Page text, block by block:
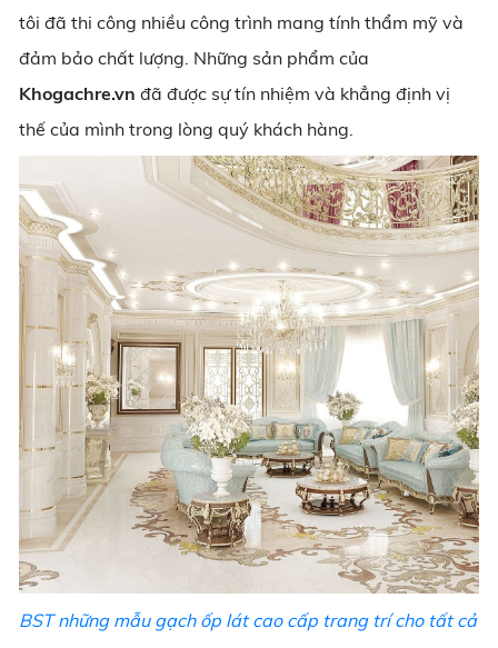
tôi đã thi công nhiều công trình mang tính thẩm mỹ và
đảm bảo chất lượng. Những sản phẩm của
Khogachre.vn đã được sự tín nhiệm và khẳng định vị
thế của mình trong lòng quý khách hàng.
BST những mẫu gạch ốp lát cao cấp trang trí cho tất cả